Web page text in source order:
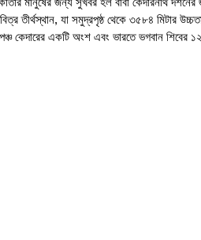
তীর্থস্থান, যা সমুদ্রপৃষ্ঠ থেকে ৩৫৮৪ মিটার
কেদারের একটি অংশ এবং ভারতে ভগবান শিবের